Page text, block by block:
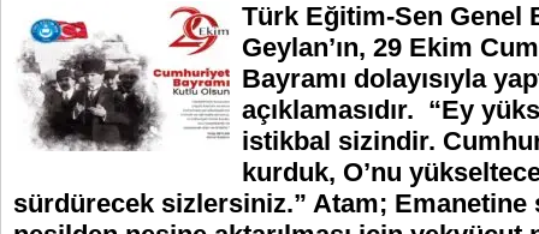
Türk Eğitim-Sen Genel
Geylan’ın, 29 Ekim
Bayramı dolayısıyla
açıklamasıdır. “Ey
istikbal sizindir.
kurduk, O’nu
sürdürecek sizlersiniz.” Atam; Emanetine